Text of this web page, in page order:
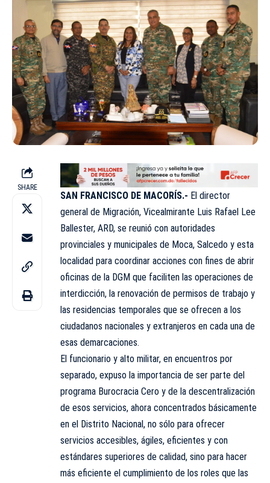
SHARE
SAN FRANCISCO DE MACORÍS.- El director
general de Migración, Vicealmirante Luis Rafael Lee
Ballester, ARD, se reunió con autoridades
provinciales y municipales de Moca, Salcedo y esta
localidad para coordinar acciones con fines de abrir
oficinas de la DGM que faciliten las operaciones de
interdicción, la renovación de permisos de trabajo y
las residencias temporales que se ofrecen a los
ciudadanos nacionales y extranjeros en cada una de
esas demarcaciones.
El funcionario y alto militar, en encuentros por
separado, expuso la importancia de ser parte del
programa Burocracia Cero y de la descentralización
de esos servicios, ahora concentrados básicamente
en el Distrito Nacional, no sólo para ofrecer
servicios accesibles, ágiles, eficientes y con
estándares superiores de calidad, sino para hacer
más eficiente el cumplimiento de los roles que las